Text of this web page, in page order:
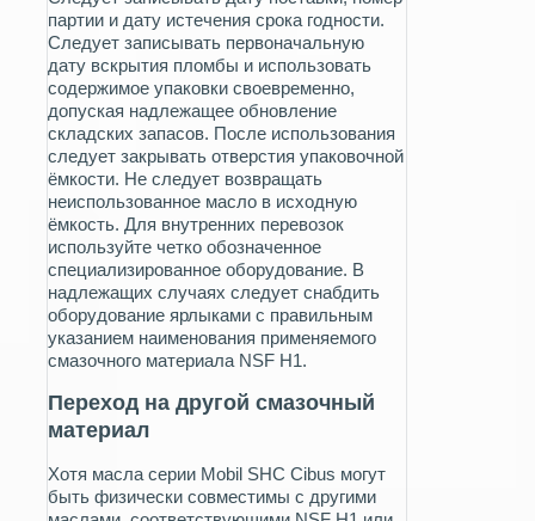
партии и дату истечения срока годности.
Следует записывать первоначальную
дату вскрытия пломбы и использовать
содержимое упаковки своевременно,
допуская надлежащее обновление
складских запасов. После использования
следует закрывать отверстия упаковочной
ёмкости. Не следует возвращать
неиспользованное масло в исходную
ёмкость. Для внутренних перевозок
используйте четко обозначенное
специализированное оборудование. В
надлежащих случаях следует снабдить
оборудование ярлыками с правильным
указанием наименования применяемого
смазочного материала NSF H1.
Переход на другой смазочный
материал
Хотя масла серии Mobil SHC Cibus могут
быть физически совместимы с другими